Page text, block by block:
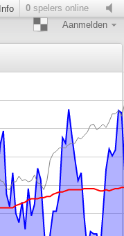
Info 0 spelers online
Aanmelden